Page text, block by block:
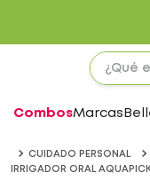
CombosMarcas
CUIDADO PERSONAL
IRRIGADOR ORAL